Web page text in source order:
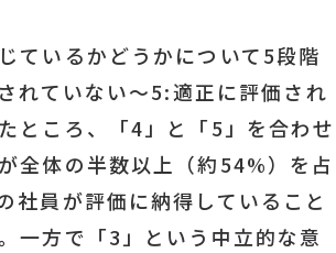
ているかどうかについて5段階
れていない～5:適正に評価され
ところ、「4」と「5」を合わせ
全体の半数以上（約54%）を占
社員が評価に納得していること
一方で「3」という中立的な意